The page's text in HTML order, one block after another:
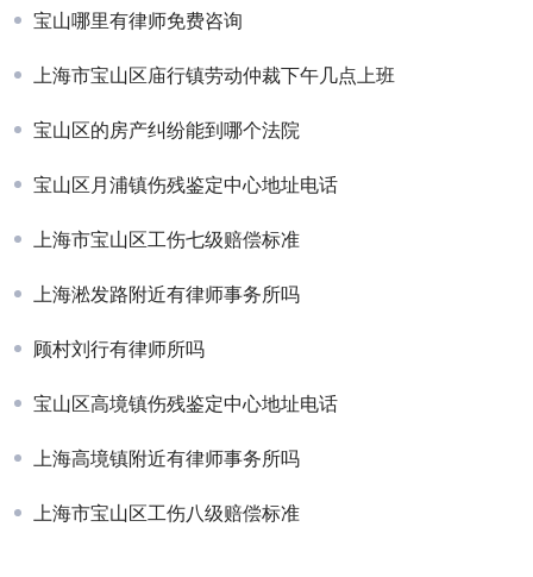
宝山哪里有律师免费咨询
上海市宝山区庙行镇劳动仲裁下午几点上班
宝山区的房产纠纷能到哪个法院
宝山区月浦镇伤残鉴定中心地址电话
上海市宝山区工伤七级赔偿标准
上海淞发路附近有律师事务所吗
顾村刘行有律师所吗
宝山区高境镇伤残鉴定中心地址电话
上海高境镇附近有律师事务所吗
上海市宝山区工伤八级赔偿标准